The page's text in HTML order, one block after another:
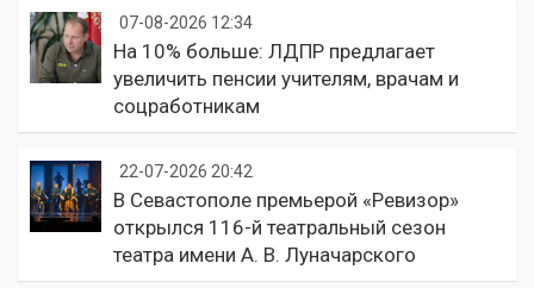
07-08-2026 12:34
На 10% больше: ЛДПР предлагает
увеличить пенсии учителям, врачам и
соцработникам
22-07-2026 20:42
В Севастополе премьерой «Ревизор»
открылся 116-й театральный сезон
театра имени А. В. Луначарского